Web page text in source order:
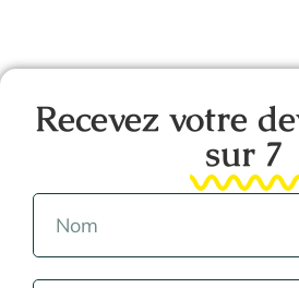
Recevez votre
sur 7